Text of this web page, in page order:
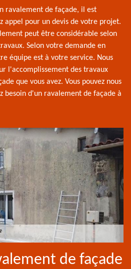
ravalement de façade, il est
appel pour un devis de votre projet.
peut être considérable selon
Selon votre demande en
équipe est à votre service. Nous
l'accomplissement des travaux
que vous avez. Vous pouvez nous
besoin d'un ravalement de façade à
de façade